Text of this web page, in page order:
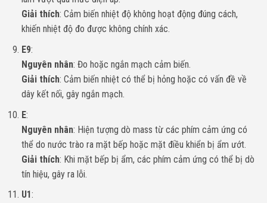
Giải thích: Cảm biến nhiệt độ không hoạt động đúng cách,
khiến nhiệt độ đo được không chính xác.
E9:
Nguyên nhân: Đo hoặc ngắn mạch cảm biến.
Giải thích: Cảm biến nhiệt có thể bị hỏng hoặc có vấn đề về
dây kết nối, gây ngắn mạch.
E:
Nguyên nhân: Hiện tượng dò mass từ các phím cảm ứng có
thể do nước trào ra mặt bếp hoặc mặt điều khiển bị ẩm ướt.
Giải thích: Khi mặt bếp bị ẩm, các phím cảm ứng có thể bị dò
tín hiệu, gây ra lỗi.
U1: